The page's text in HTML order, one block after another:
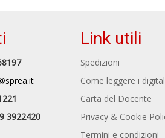
3922420
Link utili
Spedizioni
Come leggere i
Carta del Docente
Privacy & Cookie
Termini e condizioni